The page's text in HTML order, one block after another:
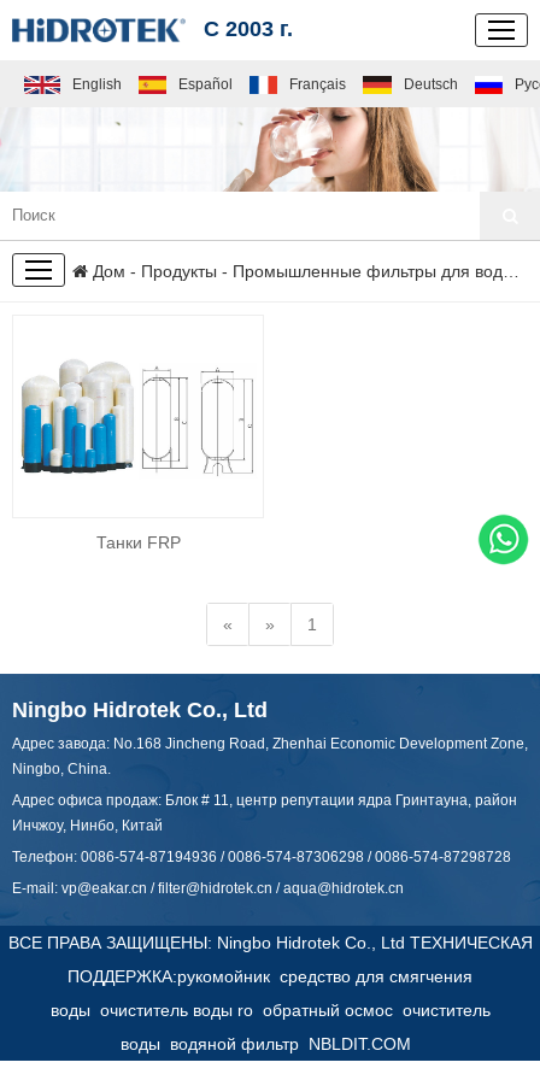
С 2003 г.
English Español Français Deutsch
ПРОДУКТЫ
Дом - Продукты - Промышленные фильтры для воды
Танки FRP
« » 1
Ningbo Hidrotek Co., Ltd
Адрес завода: No.168 Jincheng Road, Zhenhai Economic Development Zone,
Ningbo, China.
Адрес офиса продаж: Блок # 11, центр репутации ядра Гринтауна, район
Инчжоу, Нинбо, Китай
Телефон: 0086-574-87194936 / 0086-574-87306298 / 0086-574-87298728
E-mail: vp@eakar.cn /filter@hidrotek.cn /aqua@hidrotek.cn
ВСЕ ПРАВА ЗАЩИЩЕНЫ: Ningbo Hidrotek Co., Ltd ТЕХНИЧЕСКАЯ
ПОДДЕРЖКА:рукомойник средство для смягчения
воды очиститель воды ro обратный осмос очиститель
воды водяной фильтр NBLDIT.COM